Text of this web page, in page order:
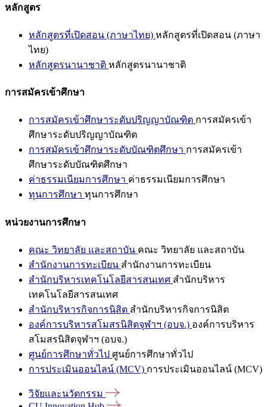
หลักสูตร
หลักสูตรที่เปิดสอน (ภาษาไทย) หลักสูตรที่เปิดสอน (ภาษา
ไทย)
หลักสูตรนานาชาติ หลักสูตรนานาชาติ
การสมัครเข้าศึกษา
การสมัครเข้าศึกษาระดับปริญญาบัณฑิต การสมัครเข้า
ศึกษาระดับปริญญาบัณฑิต
การสมัครเข้าศึกษาระดับบัณฑิตศึกษา การสมัครเข้า
ศึกษาระดับบัณฑิตศึกษา
ค่าธรรมเนียมการศึกษา ค่าธรรมเนียมการศึกษา
ทุนการศึกษา ทุนการศึกษา
หน่วยงานการศึกษา
คณะ วิทยาลัย และสถาบัน คณะ วิทยาลัย และสถาบัน
สำนักงานการทะเบียน สำนักงานการทะเบียน
สำนักบริหารเทคโนโลยีสารสนเทศ สำนักบริหาร
เทคโนโลยีสารสนเทศ
สำนักบริหารกิจการนิสิต สำนักบริหารกิจการนิสิต
องค์การบริหารสโมสรนิสิตจุฬาฯ (อบจ.) องค์การบริหาร
สโมสรนิสิตจุฬาฯ (อบจ.)
ศูนย์การศึกษาทั่วไป ศูนย์การศึกษาทั่วไป
การประเมินออนไลน์ (MCV) การประเมินออนไลน์ (MCV)
วิจัยและนวัตกรรม